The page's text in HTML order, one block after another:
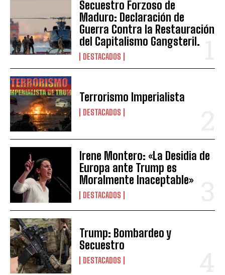
Secuestro Forzoso de
Maduro: Declaración de
Guerra Contra la Restauración
del Capitalismo Gangsteril.
DESTACADOS
Terrorismo Imperialista
DESTACADOS
Irene Montero: «La Desidia de
Europa ante Trump es
Moralmente Inaceptable»
DESTACADOS
Trump: Bombardeo y
Secuestro
DESTACADOS